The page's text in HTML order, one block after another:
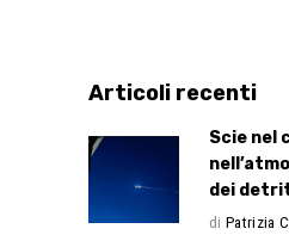
Articoli recenti
Scie nel
dei
di Patrizia